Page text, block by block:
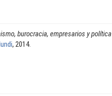
burocracia, empresarios y política
, 2014.